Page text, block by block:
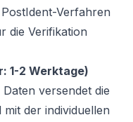
Verfahren
die Verifikation
1-2 Werktage)
versendet die
der individuellen